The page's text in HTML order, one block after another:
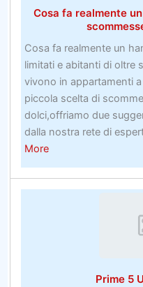
Cosa fa realmente
Cosa fa realmente un
limitati e abitanti di oltre
vivono in appartamenti
piccola scelta di
dolci,offriamo due
dalla nostra rete di
Moreabout
Cosa
fa
Prime 5